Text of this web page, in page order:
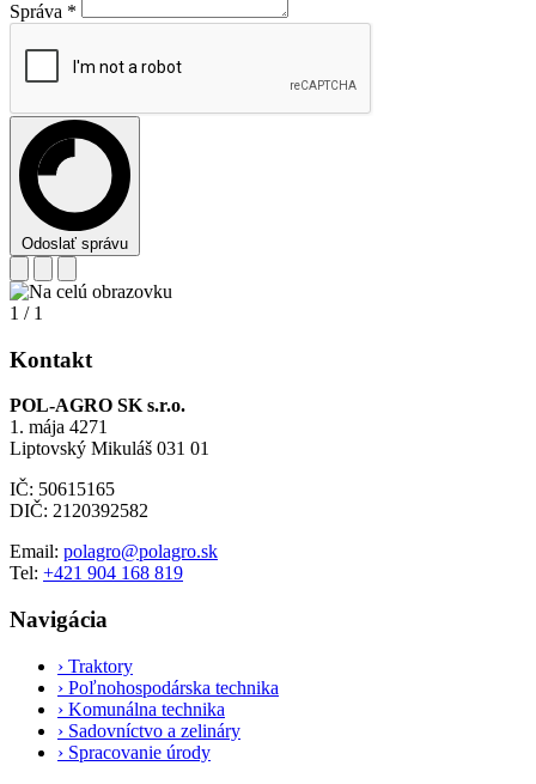
Správa *
Odoslať správu
1 / 1
Kontakt
POL-AGRO SK s.r.o.
1. mája 4271
Liptovský Mikuláš 031 01
IČ: 50615165
DIČ: 2120392582
Email: polagro@polagro.sk
Tel: +421 904 168 819
Navigácia
› Traktory
› Poľnohospodárska technika
› Komunálna technika
› Sadovníctvo a zelináry
› Spracovanie úrody